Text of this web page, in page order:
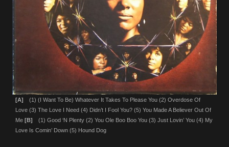
[A] (1) (I Want To Be) Whatever It Takes To Please You (2) Overdose Of
Love (3) The Love I Need (4) Didn’t I Fool You? (5) You Made A Believer Out Of
Me [B] (1) Good ‘N Plenty (2) You Ole Boo Boo You (3) Just Lovin’ You (4) My
Love Is Comin’ Down (5) Hound Dog